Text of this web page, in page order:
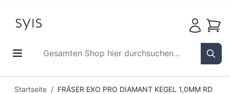
Gesamten Shop hier durchsuchen...
Startseite / FRÄSER EXO PRO DIAMANT KEGEL 1,0MM RD